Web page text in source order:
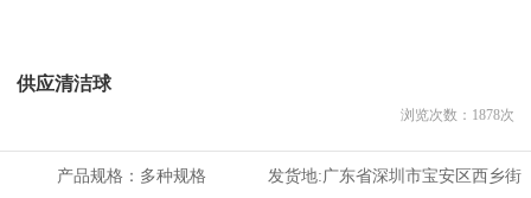
供应清洁球
浏览次数： 1878次
产品规格： 多种规格 发货地:广东省深圳市宝安区西乡街